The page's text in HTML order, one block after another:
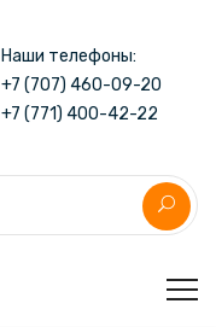
Наши телефоны:
+7 (707) 460-09-20
+7 (771) 400-42-22